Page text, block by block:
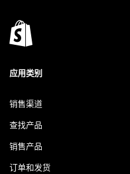
应用类别
销售渠道
查找产品
销售产品
订单和发货